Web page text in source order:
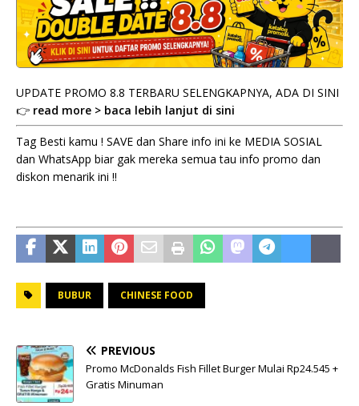
UPDATE PROMO 8.8 TERBARU SELENGKAPNYA, ADA DI SINI
👉 read more > baca lebih lanjut di sini
Tag Besti kamu ! SAVE dan Share info ini ke MEDIA SOSIAL
dan WhatsApp biar gak mereka semua tau info promo dan
diskon menarik ini !!
BUBUR CHINESE FOOD
PREVIOUS
Promo McDonalds Fish Fillet Burger Mulai Rp24.545 +
Gratis Minuman